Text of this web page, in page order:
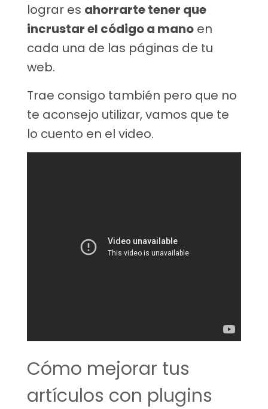
lograr es ahorrarte tener que
incrustar el código a mano en
cada una de las páginas de tu
web.
Trae consigo también pero que no
te aconsejo utilizar, vamos que te
lo cuento en el video.
Cómo mejorar tus
artículos con plugins